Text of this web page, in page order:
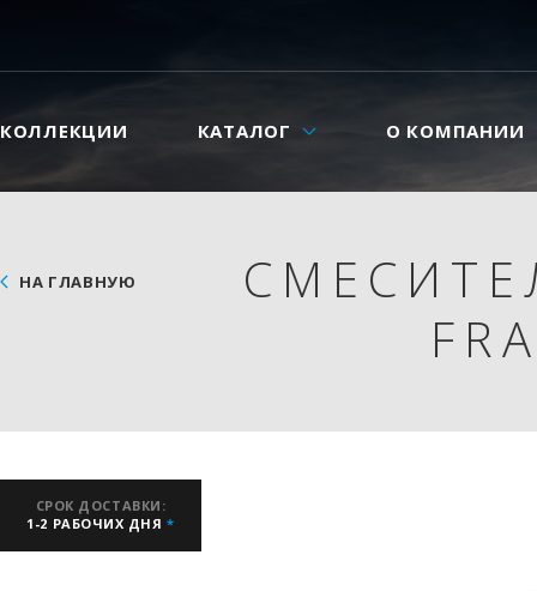
КОЛЛЕКЦИИ КАТАЛОГ О КОМПАНИИ
НА ГЛАВНУЮ
СРОК ДОСТАВКИ:
1-2 РАБОЧИХ ДНЯ*